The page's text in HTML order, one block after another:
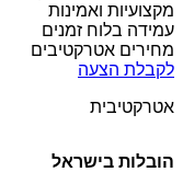
מקצועיות ואמינות
עמידה בלוח זמנים
מחירים אטרקטיבים
לקבלת הצעה
אטרקטיבית
הובלות בישראל